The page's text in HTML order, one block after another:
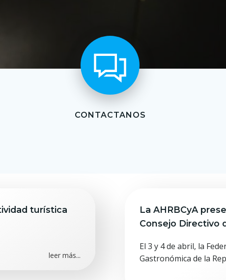
CONTACTANOS
turística
leer más...
La AHRBCyA
Consejo Directivo
El 3 y 4 de abril, la
Gastronómica de la